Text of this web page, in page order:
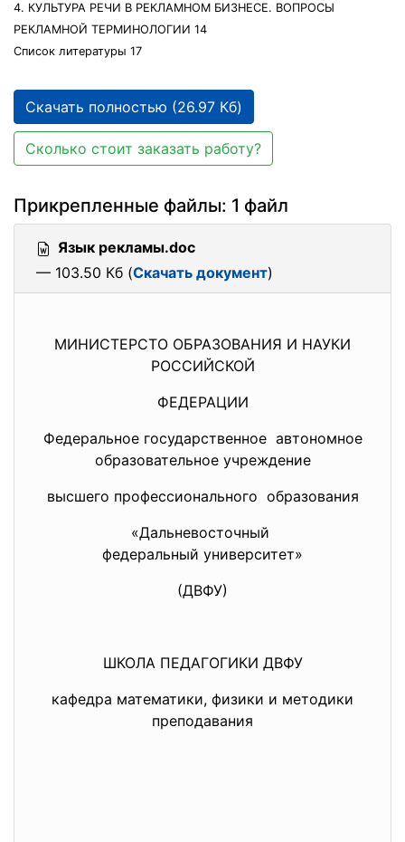
4. КУЛЬТУРА РЕЧИ В РЕКЛАМНОМ БИЗНЕСЕ. ВОПРОСЫ
РЕКЛАМНОЙ ТЕРМИНОЛОГИИ 14
Список литературы 17
Скачать полностью (26.97 Кб)
Сколько стоит заказать работу?
Прикрепленные файлы: 1 файл
Язык рекламы.doc
— 103.50 Кб (Скачать документ)
МИНИСТЕРСТО ОБРАЗОВАНИЯ И НАУКИ
РОССИЙСКОЙ
ФЕДЕРАЦИИ
Федеральное государственное автономное
образовательное учреждение
высшего профессионального образования
«Дальневосточный
федеральный университет»
(ДВФУ)
ШКОЛА ПЕДАГОГИКИ ДВФУ
кафедра математики, физики и методики
преподавания